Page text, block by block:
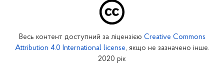
Кіровоградське відділення
Весь контент доступний за ліцензією Creative Commons
Attribution 4.0 International license, якщо не зазначено інше.
2020 рік